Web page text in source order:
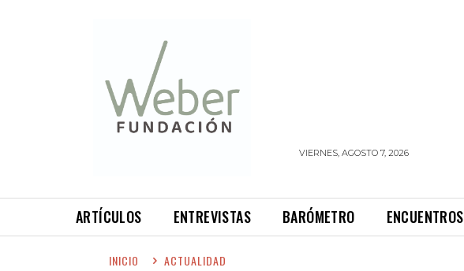
VIERNES, AGOSTO 7, 2026
ARTÍCULOS ENTREVISTAS BARÓMETRO ENCUENTROS
INICIO ACTUALIDAD